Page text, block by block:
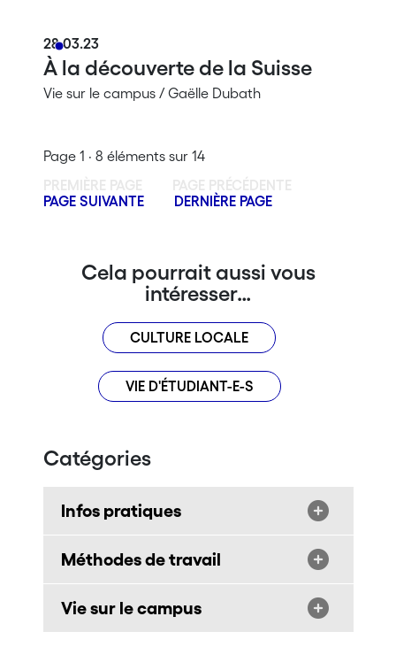
28.03.23
À la découverte de la Suisse
Vie sur le campus / Gaëlle Dubath
Page 1 · 8 éléments sur 14
PAGE SUIVANTE
DERNIÈRE PAGE
Cela pourrait aussi vous
intéresser…
CULTURE LOCALE
VIE D'ÉTUDIANT-E-S
Catégories
Infos pratiques
Méthodes de travail
Vie sur le campus